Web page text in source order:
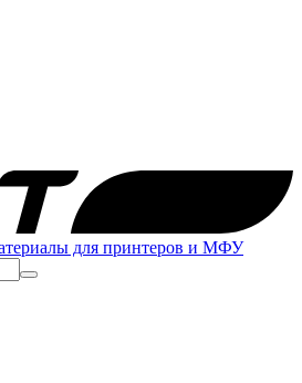
для принтеров и МФУ